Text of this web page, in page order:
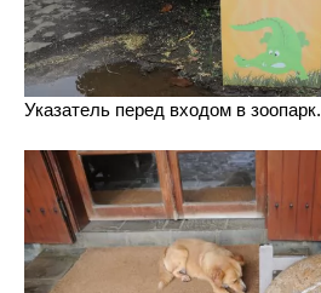
Указатель перед входом в зоопарк.